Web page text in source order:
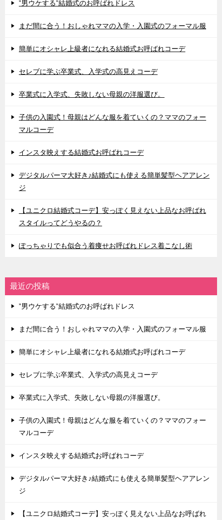
”男ウケする”結婚式のお呼ばれドレス
まだ間に合う！おしゃれママの入学・入園式のフォーマル服
簡単にオシャレ上級者になれる結婚式お呼ばれコーデ
セレブに学ぶ卒業式、入学式の高見えコーデ
卒業式に入学式、失敗しない母親の洋服選び。
子供の入園式！母親はどんな服を着ていくの？ママのフォー
マルコーデ
インスタ映えする結婚式お呼ばれコーデ
デジタルパーマ大好き♪結婚式にも使える簡単髪型ヘアアレン
ジ
【ユニクロ結婚式コーデ】安っぽく見えない上品なお呼ばれ
スタイルってどうやるの？
ぽっちゃりでも似合う着痩せお呼ばれドレス着こなし術
最近の投稿
”男ウケする”結婚式のお呼ばれドレス
まだ間に合う！おしゃれママの入学・入園式のフォーマル服
簡単にオシャレ上級者になれる結婚式お呼ばれコーデ
セレブに学ぶ卒業式、入学式の高見えコーデ
卒業式に入学式、失敗しない母親の洋服選び。
子供の入園式！母親はどんな服を着ていくの？ママのフォー
マルコーデ
インスタ映えする結婚式お呼ばれコーデ
デジタルパーマ大好き♪結婚式にも使える簡単髪型ヘアアレン
ジ
【ユニクロ結婚式コーデ】安っぽく見えない上品なお呼ばれ